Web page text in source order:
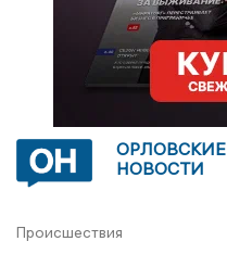
ОРЛОВСКИЕ
НОВОСТИ
Происшествия